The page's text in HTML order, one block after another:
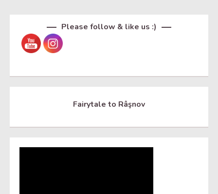
Please follow & like us :)
Fairytale to Râşnov